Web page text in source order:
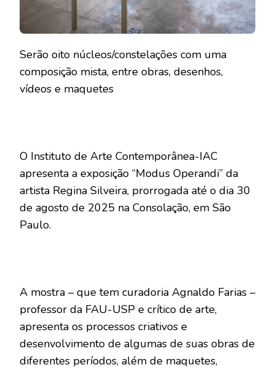
Serão oito núcleos/constelações com uma
composição mista, entre obras, desenhos,
vídeos e maquetes
O Instituto de Arte Contemporânea-IAC
apresenta a exposição “Modus Operandi” da
artista Regina Silveira, prorrogada até o dia 30
de agosto de 2025 na Consolação, em São
Paulo.
A mostra – que tem curadoria Agnaldo Farias –
professor da FAU-USP e crítico de arte,
apresenta os processos criativos e
desenvolvimento de algumas de suas obras de
diferentes períodos, além de maquetes,